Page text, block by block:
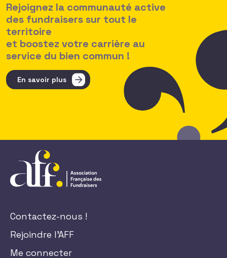
Rejoignez la communauté active
des fundraisers sur tout le
territoire
et boostez votre carrière au
service du bien commun !
En savoir plus
Contactez-nous !
Rejoindre l'AFF
Me connecter